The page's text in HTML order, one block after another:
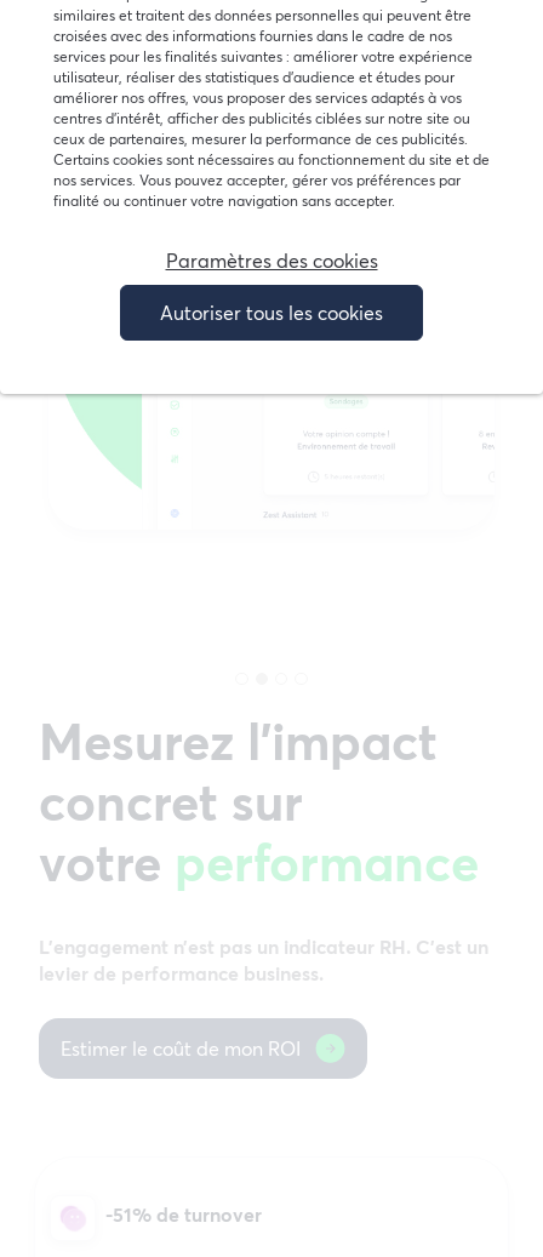
Demandez une démo
Mesurez l’impact
concret sur
votre performance
L’engagement n’est pas un indicateur RH. C’est un
levier de performance business.
Estimer le coût de mon ROI
-51% de turnover
similaires et traitent des données personnelles qui peuvent être
croisées avec des informations fournies dans le cadre de nos
services pour les finalités suivantes : améliorer votre expérience
utilisateur, réaliser des statistiques d’audience et études pour
améliorer nos offres, vous proposer des services adaptés à vos
centres d’intérêt, afficher des publicités ciblées sur notre site ou
ceux de partenaires, mesurer la performance de ces publicités.
Certains cookies sont nécessaires au fonctionnement du site et de
nos services. Vous pouvez accepter, gérer vos préférences par
finalité ou continuer votre navigation sans accepter.
Paramètres des cookies
Autoriser tous les cookies